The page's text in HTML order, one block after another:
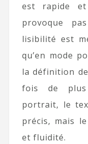
est rapide
provoque
lisibilité est
qu’en mode
la définition
fois de plus
portrait, le
précis, mais
et fluidité.